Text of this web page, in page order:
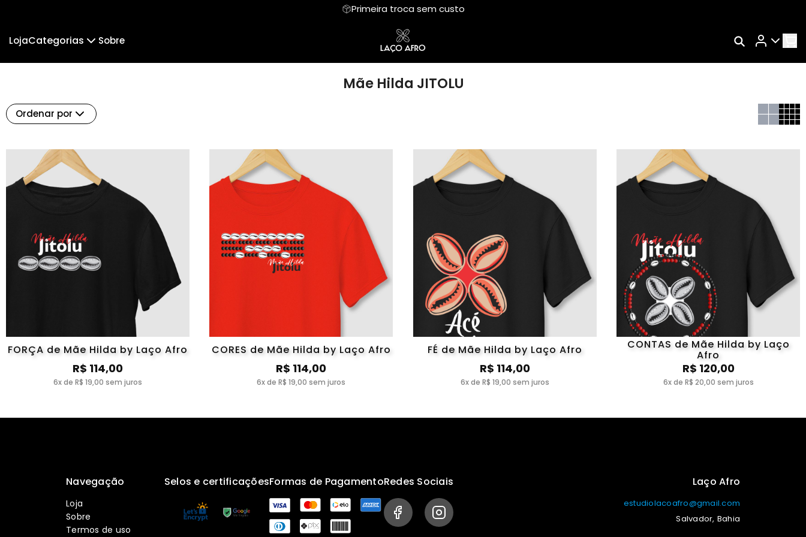
Primeira troca sem custo
LojaCategorias
Pomba Gira
Sobre
Avaliar Meu Pedido
Entrar | Cadastrar
Mãe Hilda JITOLU
Ordenar por
FORÇA de Mãe Hilda by Laço Afro
R$ 114,00
6x de R$ 19,00 sem juros
CORES de Mãe Hilda by Laço Afro
R$ 114,00
6x de R$ 19,00 sem juros
FÉ de Mãe Hilda by Laço Afro
R$ 114,00
6x de R$ 19,00 sem juros
CONTAS de Mãe Hilda by Laço
Afro
R$ 120,00
6x de R$ 20,00 sem juros
Navegação
Loja
Sobre
Termos de uso
Selos e certificaçõesFormas de PagamentoRedes Sociais Laço Afro
estudiolacoafro@gmail.com
Salvador, Bahia